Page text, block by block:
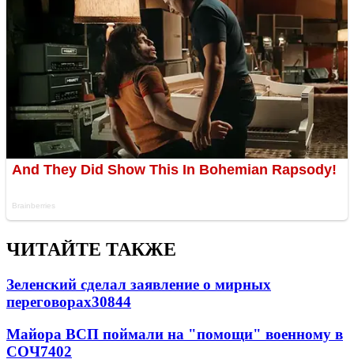
ЧИТАЙТЕ ТАКЖЕ
Зеленский сделал заявление о мирных
переговорах30844
Майора ВСП поймали на "помощи" военному в
СОЧ7402